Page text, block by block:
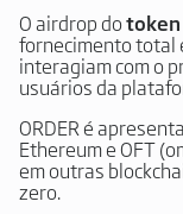
O airdrop dotoken
fornecimento total
interagiam com o
usuários da
ORDER é
Ethereum e OFT
em outras
zero.